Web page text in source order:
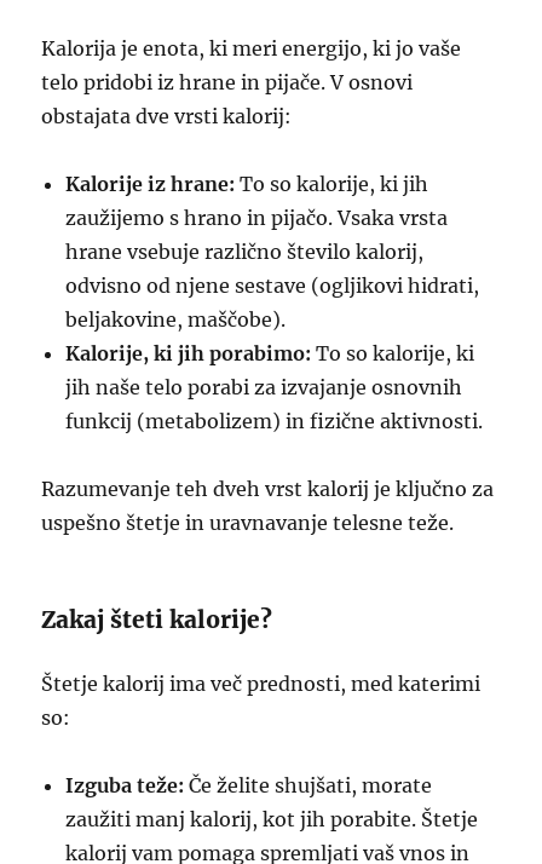
Kalorija je enota, ki meri energijo, ki jo vaše
telo pridobi iz hrane in pijače. V osnovi
obstajata dve vrsti kalorij:
Kalorije iz hrane: To so kalorije, ki jih
zaužijemo s hrano in pijačo. Vsaka vrsta
hrane vsebuje različno število kalorij,
odvisno od njene sestave (ogljikovi hidrati,
beljakovine, maščobe).
Kalorije, ki jih porabimo: To so kalorije, ki
jih naše telo porabi za izvajanje osnovnih
funkcij (metabolizem) in fizične aktivnosti.
Razumevanje teh dveh vrst kalorij je ključno za
uspešno štetje in uravnavanje telesne teže.
Zakaj šteti kalorije?
Štetje kalorij ima več prednosti, med katerimi
so:
Izguba teže: Če želite shujšati, morate
zaužiti manj kalorij, kot jih porabite. Štetje
kalorij vam pomaga spremljati vaš vnos in